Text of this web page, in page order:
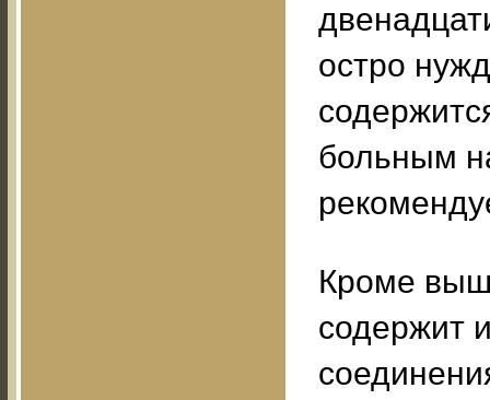
остро
больным
Кроме
содержит